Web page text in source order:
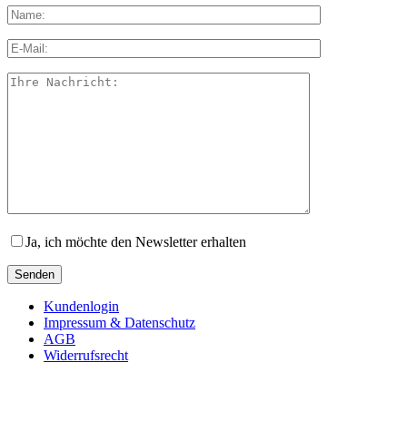
Ja, ich möchte den Newsletter erhalten
Kundenlogin
Impressum & Datenschutz
AGB
Widerrufsrecht